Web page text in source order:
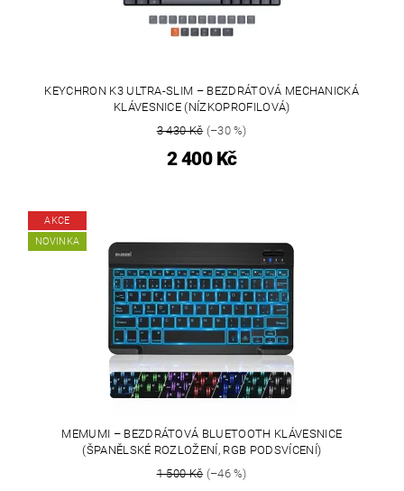
KEYCHRON K3 ULTRA-SLIM – BEZDRÁTOVÁ MECHANICKÁ
KLÁVESNICE (NÍZKOPROFILOVÁ)
3 430 Kč(–30 %)
2 400 Kč
AKCE
NOVINKA
MEMUMI – BEZDRÁTOVÁ BLUETOOTH KLÁVESNICE
(ŠPANĚLSKÉ ROZLOŽENÍ, RGB PODSVÍCENÍ)
1 500 Kč(–46 %)